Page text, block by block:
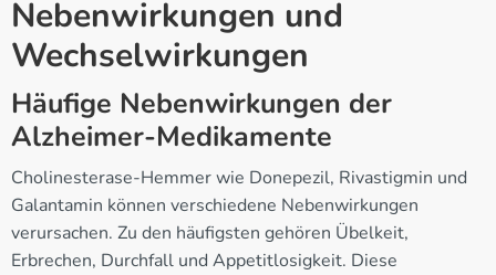
Nebenwirkungen und
Wechselwirkungen
Häufige Nebenwirkungen der
Alzheimer-Medikamente
Cholinesterase-Hemmer wie Donepezil, Rivastigmin und
Galantamin können verschiedene Nebenwirkungen
verursachen. Zu den häufigsten gehören Übelkeit,
Erbrechen, Durchfall und Appetitlosigkeit. Diese